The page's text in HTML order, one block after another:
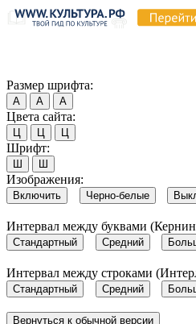
Размер шрифта:
А А А
Цвета сайта:
Ц Ц Ц
Шрифт:
Ш Ш
Изображения:
Включить Черно-белые
Интервал между буквами
Стандартный Средний
Интервал между строками
Стандартный Средний
Вернуться к обычной версии